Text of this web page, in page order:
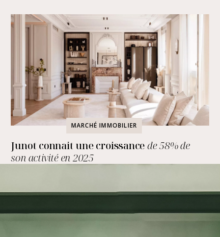
MARCHÉ IMMOBILIER
Junot connait une croissance de 58% de
son activité en 2025